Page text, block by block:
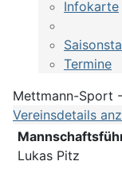
Infokarte
Termine
Mettmann-Sport
Vereinsdetails
Lukas Pitz